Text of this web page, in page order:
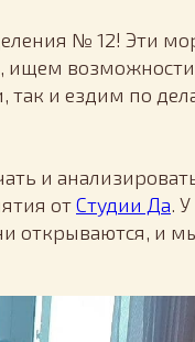
№ 12! Эти
ищем возможности
так и ездим по
и
отСтудии Да.
открываются, и